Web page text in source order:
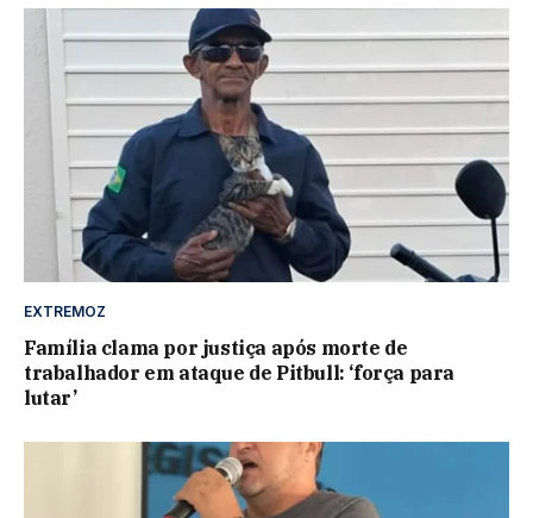
EXTREMOZ
Família clama por justiça após morte de
trabalhador em ataque de Pitbull: ‘força para
lutar’